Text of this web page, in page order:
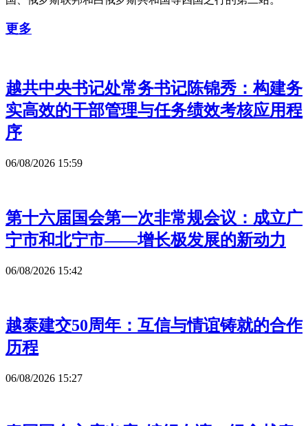
更多
越共中央书记处常务书记陈锦秀：构建务
实高效的干部管理与任务绩效考核应用程
序
06/08/2026 15:59
第十六届国会第一次非常规会议：成立广
宁市和北宁市——增长极发展的新动力
06/08/2026 15:42
越泰建交50周年：互信与情谊铸就的合作
历程
06/08/2026 15:27